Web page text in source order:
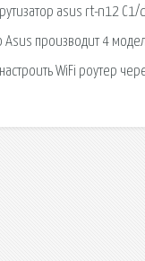
asus rt-n12
Asus производит 4
WiFi роутер